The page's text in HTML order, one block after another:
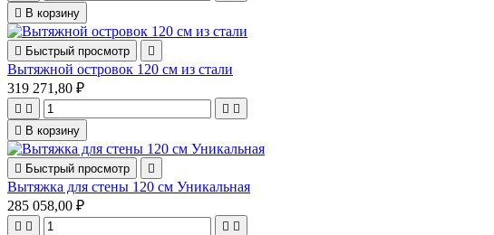
 В корзину
 Быстрый просмотр 
Вытяжной островок 120 см из стали
319 271,80 ₽
   
 В корзину
 Быстрый просмотр 
Вытяжка для стены 120 см Уникальная
285 058,00 ₽
   